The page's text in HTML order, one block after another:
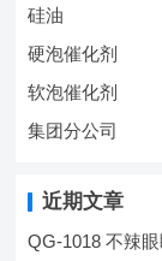
硅油
硬泡催化剂
软泡催化剂
集团分公司
近期文章
QG-1018 不辣